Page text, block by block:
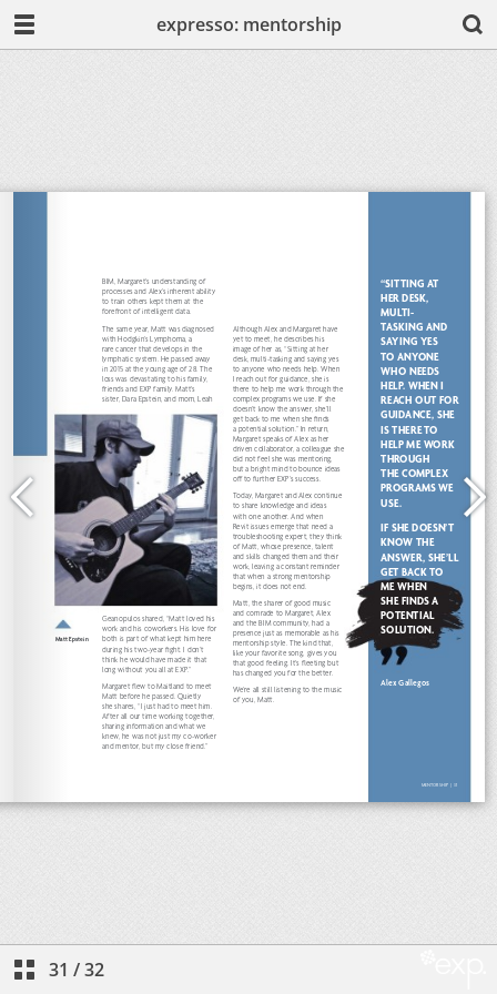
expresso: mentorship
31 /32